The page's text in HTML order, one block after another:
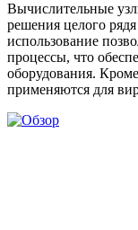
Вычислительные
решения целого
использование
процессы, что
оборудования.
применяются для